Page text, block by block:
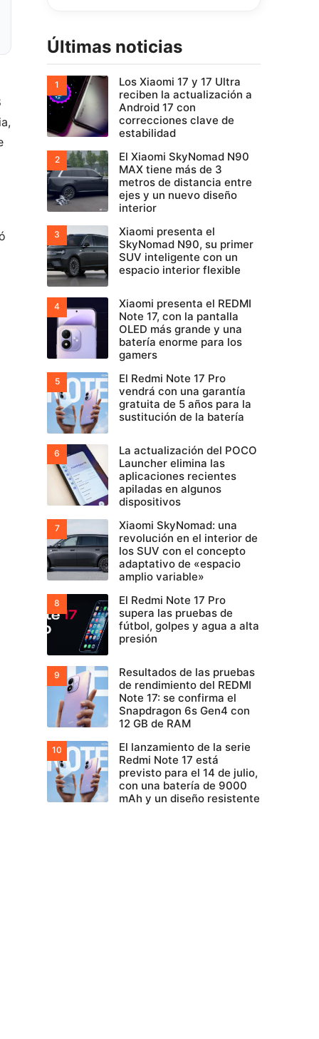
Últimas noticias
Los Xiaomi 17 y 17 Ultra
reciben la actualización a
Android 17 con
correcciones clave de
estabilidad
El Xiaomi SkyNomad N90
MAX tiene más de 3
metros de distancia entre
ejes y un nuevo diseño
interior
Xiaomi presenta el
SkyNomad N90, su primer
SUV inteligente con un
espacio interior flexible
Xiaomi presenta el REDMI
Note 17, con la pantalla
OLED más grande y una
batería enorme para los
gamers
El Redmi Note 17 Pro
vendrá con una garantía
gratuita de 5 años para la
sustitución de la batería
La actualización del POCO
Launcher elimina las
aplicaciones recientes
apiladas en algunos
dispositivos
Xiaomi SkyNomad: una
revolución en el interior de
los SUV con el concepto
adaptativo de «espacio
amplio variable»
El Redmi Note 17 Pro
supera las pruebas de
fútbol, golpes y agua a alta
presión
Resultados de las pruebas
de rendimiento del REDMI
Note 17: se confirma el
Snapdragon 6s Gen4 con
12 GB de RAM
El lanzamiento de la serie
Redmi Note 17 está
previsto para el 14 de julio,
con una batería de 9000
mAh y un diseño resistente